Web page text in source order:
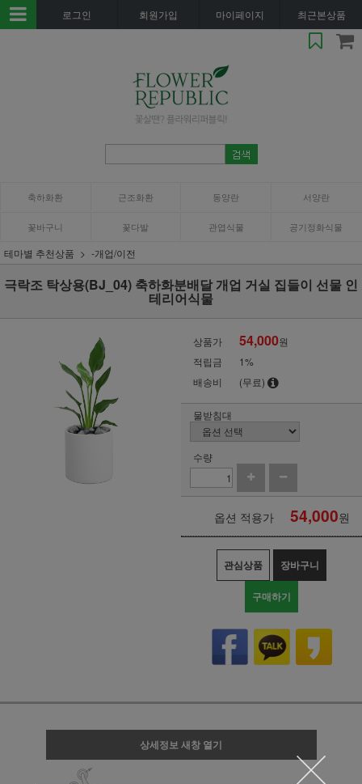
로그인 회원가입 마이페이지 최근본상품
축하화환 근조화환 동양란 서양란
꽃바구니 꽃다발 관엽식물 공기정화식물
테마별 추천상품 -개업/이전
극락조 탁상용(BJ_04) 축하화분배달 개업 거실 집들이 선물 인
테리어식물
상품가 54,000원
적립금
1%
배송비
(무료)
물받침대
수량
옵션 적용가 54,000원
관심상품 장바구니
구매하기
상세정보 새창 열기